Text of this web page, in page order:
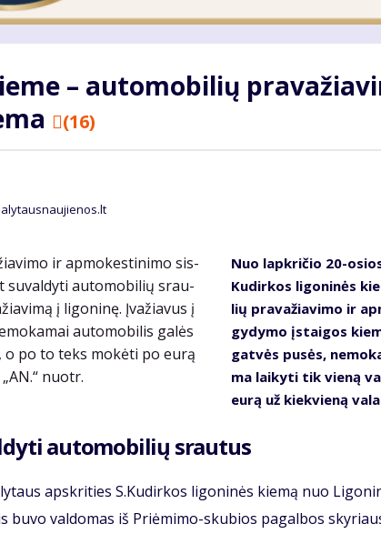
– au­to­mo­bi­lių
(16)
Nuo lap­kri­čio 20-
Ku­dir­kos li­go­ni­nės
lių pra­va­žia­vi­mo ir
gy­dy­mo įstai­gos
gat­vės pu­sės,
ma lai­ky­ti tik vie­ną
eu­rą už kiek­vie­ną
au­to­mo­bi­lių srau­tus
ap­skri­ties S.Ku­dir­kos li­go­ni­nės kie­mą nuo
bu­vo val­do­mas iš Pri­ėmi­mo-sku­bios pa­gal­bos